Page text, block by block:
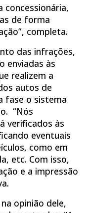
concessionária,
de forma
completa.
das infrações,
enviadas às
realizem a
autos de
fase o sistema
“Nós
verificados às
eventuais
como em
etc. Com isso,
e a impressão
opinião dele,